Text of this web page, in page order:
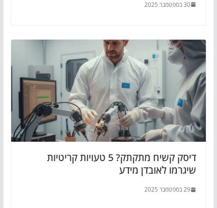
30 בספטמבר 2025
דיסק קשיח מתקתק? 5 טעויות קריטיות
שיגרמו לאובדן מידע
29 בספטמבר 2025